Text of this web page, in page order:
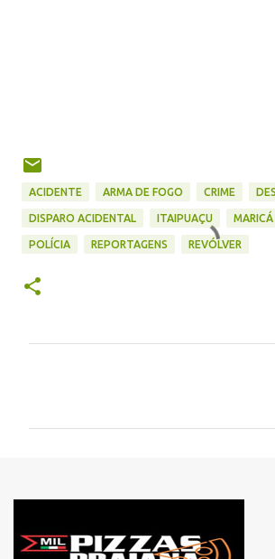
ACIDENTE ARMA DE FOGO CRIME
DISPARO ACIDENTAL ITAIPUAÇU MARICÁ
POLÍCIA REPORTAGENS REVÓLVER
t
r